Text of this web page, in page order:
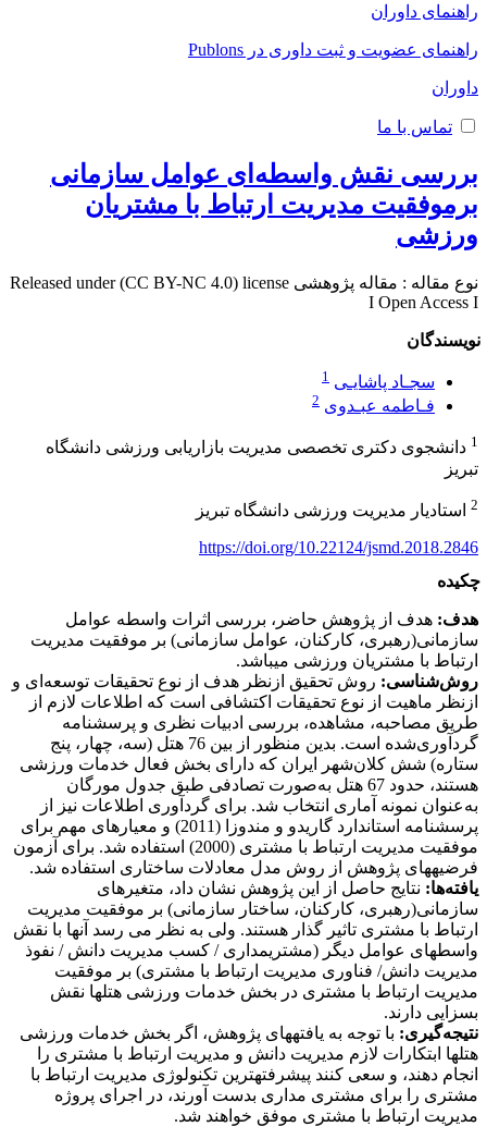
راهنمای داوران
راهنمای عضویت و ثبت داوری در Publons
داوران
تماس با ما
بررسی نقش واسطه‌ای عوامل سازمانی
برموفقیت مدیریت ارتباط با مشتریان
ورزشی
نوع مقاله : مقاله پژوهشی Released under (CC BY-NC 4.0) license
I Open Access I
نویسندگان
سجـاد پاشایـی 1
فـاطمه عبـدوی 2
1 دانشجوی دکتری تخصصی مدیریت بازاریابی ورزشی دانشگاه
تبریز
2 استادیار مدیریت ورزشی دانشگاه تبریز
https://doi.org/10.22124/jsmd.2018.2846
چکیده
هدف: هدف از پژوهش حاضر، بررسی اثرات واسطه عوامل
سازمانی(رهبری، کارکنان، عوامل سازمانی) بر موفقیت مدیریت
ارتباط با مشتریان ورزشی می­باشد.
روش‌شناسی: روش تحقیق ازنظر هدف از نوع تحقیقات توسعه‌ای و
ازنظر ماهیت از نوع تحقیقات اکتشافی است که اطلاعات لازم از
طریق مصاحبه، مشاهده، بررسی ادبیات نظری و پرسشنامه
گردآوری‌شده است. بدین منظور از بین 76 هتل (سه، چهار، پنج
ستاره) شش کلان‌شهر ایران که دارای بخش فعال خدمات ورزشی
هستند، حدود 67 هتل به‌صورت تصادفی طبق جدول مورگان
به‌عنوان نمونه آماری انتخاب شد. برای گردآوری اطلاعات نیز از
پرسشنامه استاندارد گاریدو و مندوزا (2011) و معیارهای مهم برای
موفقیت مدیریت ارتباط با مشتری (2000) استفاده شد. برای آزمون
فرضیه­های پژوهش از روش مدل معادلات ساختاری استفاده شد.
یافته‌ها: نتایج حاصل از این پژوهش نشان داد، متغیرهای
سازمانی(رهبری، کارکنان، ساختار سازمانی) بر موفقیت مدیریت
ارتباط با مشتری تاثیر گذار هستند. ولی به نظر می رسد آنها با نقش
واسطه­ای عوامل دیگر (مشتری­مداری / کسب مدیریت دانش / نفوذ
مدیریت دانش/ فناوری مدیریت ارتباط با مشتری) بر موفقیت
مدیریت ارتباط با مشتری در بخش خدمات ورزشی هتل­ها نقش
بسزایی دارند.
نتیجه‌گیری: با توجه به یافته­های پژوهش، اگر بخش خدمات ورزشی
هتل­ها ابتکارات لازم مدیریت دانش و مدیریت ارتباط با مشتری را
انجام دهند، و سعی کنند پیشرفته­ترین تکنولوژی مدیریت ارتباط با
مشتری را برای مشتری مداری بدست آورند، در اجرای پروژه
مدیریت ارتباط با مشتری موفق خواهند شد.